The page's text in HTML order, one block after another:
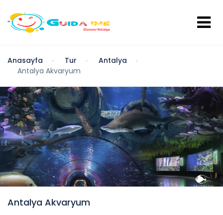
Anasayfa Tur
Antalya
Antalya Akvaryum
Antalya Akvaryum